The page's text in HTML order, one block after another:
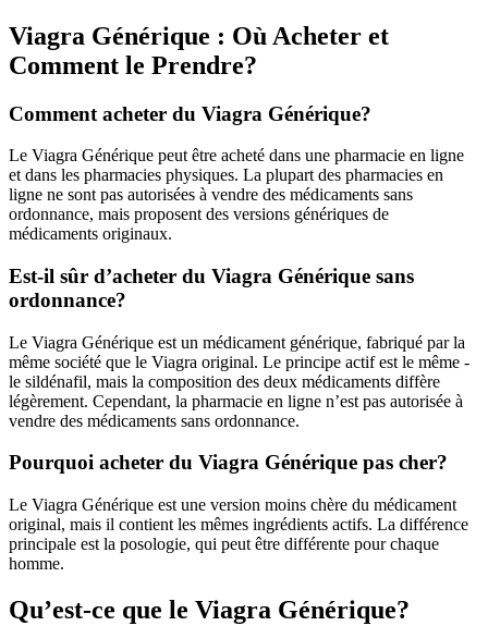
Viagra Générique : Où Acheter et
Comment le Prendre?
Comment acheter du Viagra Générique?
Le Viagra Générique peut être acheté dans une pharmacie en ligne
et dans les pharmacies physiques. La plupart des pharmacies en
ligne ne sont pas autorisées à vendre des médicaments sans
ordonnance, mais proposent des versions génériques de
médicaments originaux.
Est-il sûr d’acheter du Viagra Générique sans
ordonnance?
Le Viagra Générique est un médicament générique, fabriqué par la
même société que le Viagra original. Le principe actif est le même -
le sildénafil, mais la composition des deux médicaments diffère
légèrement. Cependant, la pharmacie en ligne n’est pas autorisée à
vendre des médicaments sans ordonnance.
Pourquoi acheter du Viagra Générique pas cher?
Le Viagra Générique est une version moins chère du médicament
original, mais il contient les mêmes ingrédients actifs. La différence
principale est la posologie, qui peut être différente pour chaque
homme.
Qu’est-ce que le Viagra Générique?